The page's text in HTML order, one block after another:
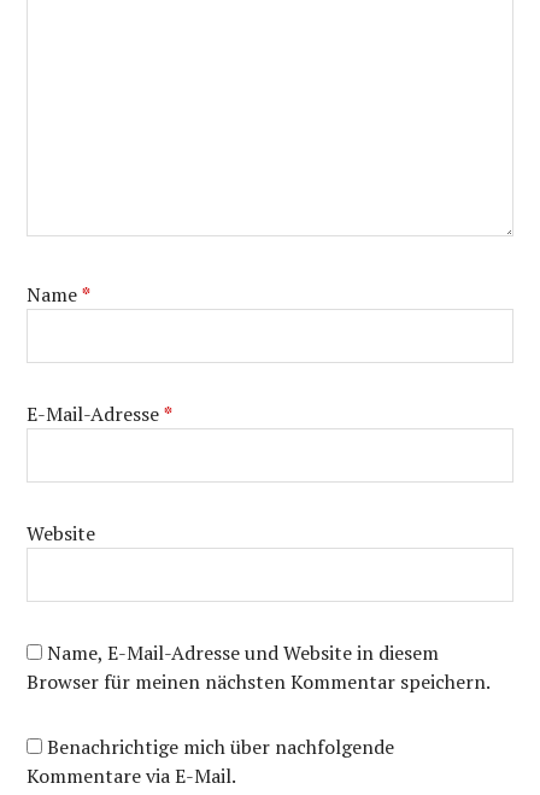
Name*
E-Mail-Adresse*
Website
Name, E-Mail-Adresse und Website in diesem
Browser für meinen nächsten Kommentar speichern.
Benachrichtige mich über nachfolgende
Kommentare via E-Mail.